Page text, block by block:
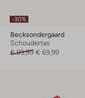
-30%
Becksondergaard
Schoudertas
€ 99,99 € 69,99